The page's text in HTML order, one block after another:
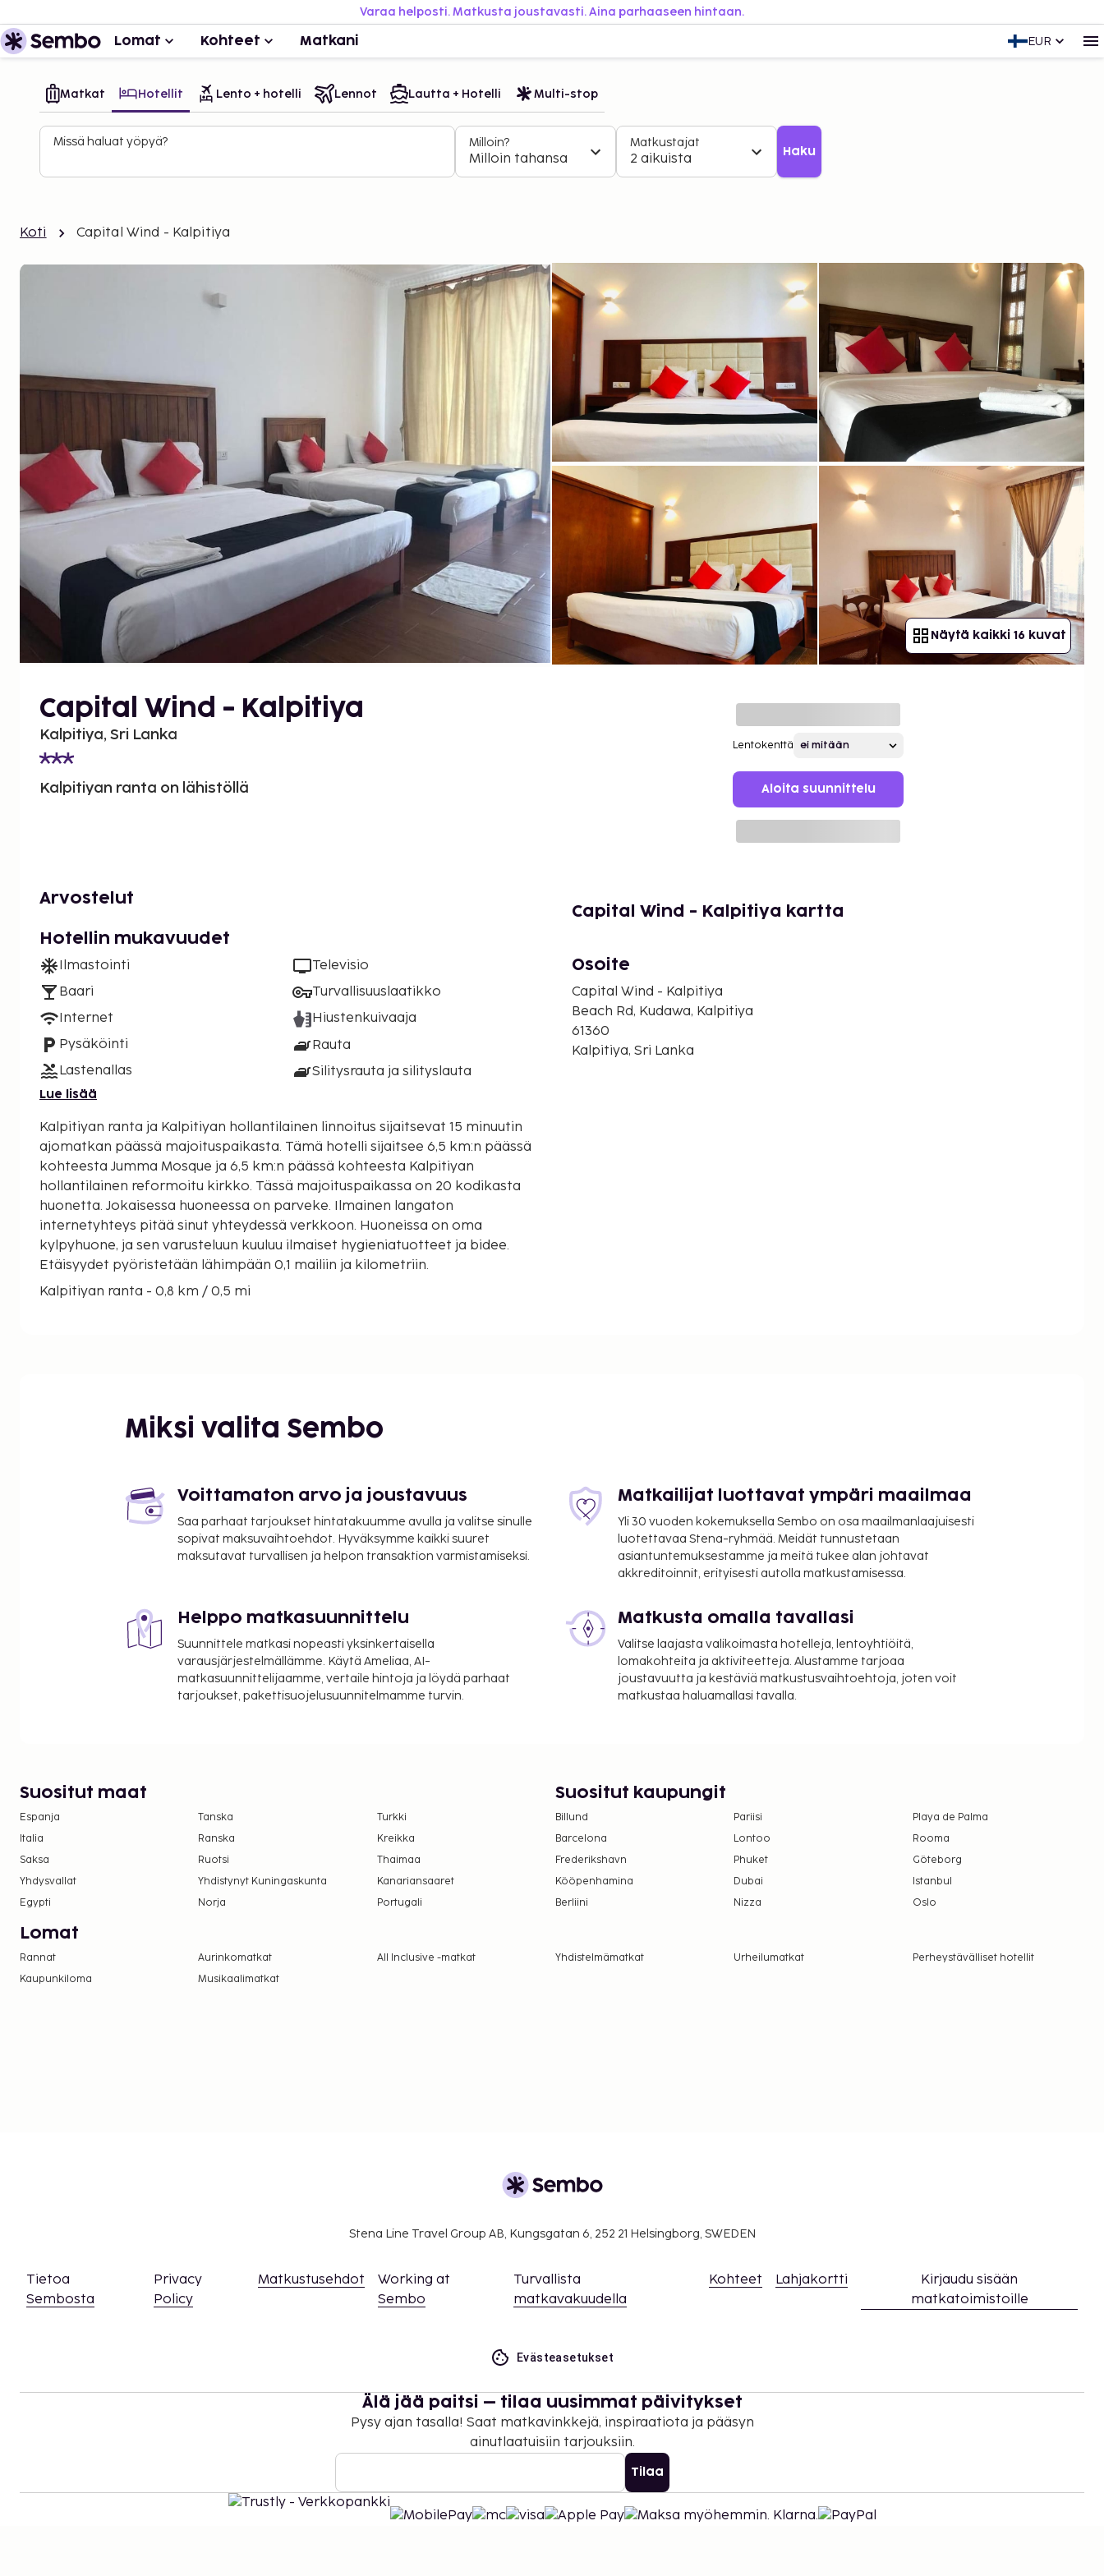
Varaa helposti. Matkusta joustavasti. Aina parhaaseen hintaan.
Lomat Kohteet Matkani EUR
Matkat Hotellit Lento + hotelli Lennot Lautta + Hotelli Multi-stop
Missä haluat yöpyä? Milloin?
Milloin tahansa
Matkustajat
2 aikuista Haku
Koti Capital Wind - Kalpitiya
Näytä kaikki 16 kuvat
Capital Wind - Kalpitiya
Kalpitiya, Sri Lanka
Kalpitiyan ranta on lähistöllä
Lentokenttä
Aloita suunnittelu
Arvostelut
Hotellin mukavuudet
Ilmastointi
Baari
Internet
Pysäköinti
Lastenallas
Televisio
Turvallisuuslaatikko
Hiustenkuivaaja
Rauta
Silitysrauta ja silityslauta
Lue lisää
Kalpitiyan ranta ja Kalpitiyan hollantilainen linnoitus sijaitsevat 15 minuutin
ajomatkan päässä majoituspaikasta. Tämä hotelli sijaitsee 6,5 km:n päässä
kohteesta Jumma Mosque ja 6,5 km:n päässä kohteesta Kalpitiyan
hollantilainen reformoitu kirkko. Tässä majoituspaikassa on 20 kodikasta
huonetta. Jokaisessa huoneessa on parveke. Ilmainen langaton
internetyhteys pitää sinut yhteydessä verkkoon. Huoneissa on oma
kylpyhuone, ja sen varusteluun kuuluu ilmaiset hygieniatuotteet ja bidee.
Etäisyydet pyöristetään lähimpään 0,1 mailiin ja kilometriin.
Kalpitiyan ranta - 0,8 km / 0,5 mi
Poththuwilluwan buddhatemppeli - 45,4 km / 28,2 mi
Hyödynnä ulkouima-allas ja puutarha. Tämän hotellin palveluihin kuuluu
myös ilmainen langaton internetyhteys ja televisio yleisissä tiloissa. Capital
Wind - Kalpitiya tarjoaa asiakkailleen ravintolan. Baarissa voit nauttia
raikasta juotavaa. Ilmainen mannermainen aamiainen tarjoillaan päivittäin
Capital Wind - Kalpitiya kartta
Osoite
Capital Wind - Kalpitiya
Beach Rd, Kudawa, Kalpitiya
61360
Kalpitiya, Sri Lanka
Miksi valita Sembo
Voittamaton arvo ja joustavuus
Saa parhaat tarjoukset hintatakuumme avulla ja valitse sinulle
sopivat maksuvaihtoehdot. Hyväksymme kaikki suuret
maksutavat turvallisen ja helpon transaktion varmistamiseksi.
Matkailijat luottavat ympäri maailmaa
Yli 30 vuoden kokemuksella Sembo on osa maailmanlaajuisesti
luotettavaa Stena-ryhmää. Meidät tunnustetaan
asiantuntemuksestamme ja meitä tukee alan johtavat
akkreditoinnit, erityisesti autolla matkustamisessa.
Helppo matkasuunnittelu
Suunnittele matkasi nopeasti yksinkertaisella
varausjärjestelmällämme. Käytä Ameliaa, AI-
matkasuunnittelijaamme, vertaile hintoja ja löydä parhaat
tarjoukset, pakettisuojelusuunnitelmamme turvin.
Matkusta omalla tavallasi
Valitse laajasta valikoimasta hotelleja, lentoyhtiöitä,
lomakohteita ja aktiviteetteja. Alustamme tarjoaa
joustavuutta ja kestäviä matkustusvaihtoehtoja, joten voit
matkustaa haluamallasi tavalla.
Suositut maat
Espanja Tanska
Turkki
Italia
Ranska
Kreikka
Saksa
Ruotsi
Thaimaa
Yhdysvallat
Yhdistynyt Kuningaskunta
Kanariansaaret
Egypti
Norja Portugali
Suositut kaupungit
Billund Pariisi
Playa de Palma
Barcelona
Lontoo
Rooma
Frederikshavn
Phuket
Göteborg
Kööpenhamina
Dubai
Istanbul
Berliini
Nizza Oslo
Lomat
Rannat Aurinkomatkat All Inclusive -matkat Yhdistelmämatkat Urheilumatkat
Perheystävälliset hotellit
Kaupunkiloma
Musikaalimatkat
Stena Line Travel Group AB, Kungsgatan 6, 252 21 Helsingborg, SWEDEN
Tietoa
Sembosta
Privacy
Policy
Matkustusehdot
Working at
Sembo
Turvallista
matkavakuudella
Kohteet Lahjakortti
Kirjaudu sisään
matkatoimistoille
Evästeasetukset
Älä jää paitsi – tilaa uusimmat päivitykset
Pysy ajan tasalla! Saat matkavinkkejä, inspiraatiota ja pääsyn
ainutlaatuisiin tarjouksiin.
Tilaa